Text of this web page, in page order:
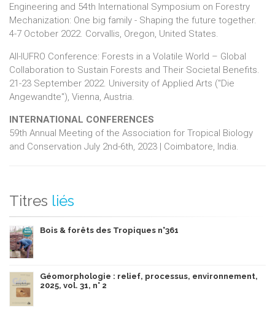
Engineering and 54th International Symposium on Forestry
Mechanization: One big family - Shaping the future together.
4-7 October 2022. Corvallis, Oregon, United States.
All-IUFRO Conference: Forests in a Volatile World – Global
Collaboration to Sustain Forests and Their Societal Benefits.
21-23 September 2022. University of Applied Arts ("Die
Angewandte"), Vienna, Austria.
INTERNATIONAL CONFERENCES
59th Annual Meeting of the Association for Tropical Biology
and Conservation July 2nd-6th, 2023 | Coimbatore, India.
Titres liés
Bois & forêts des Tropiques n°361
Géomorphologie : relief, processus, environnement,
2025, vol. 31, n° 2